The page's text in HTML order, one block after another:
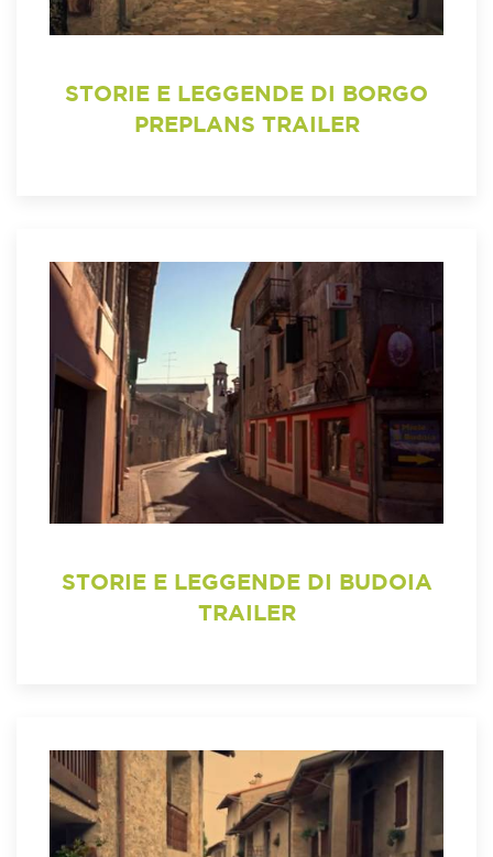
STORIE E LEGGENDE DI BORGO
PREPLANS TRAILER
STORIE E LEGGENDE DI BUDOIA
TRAILER